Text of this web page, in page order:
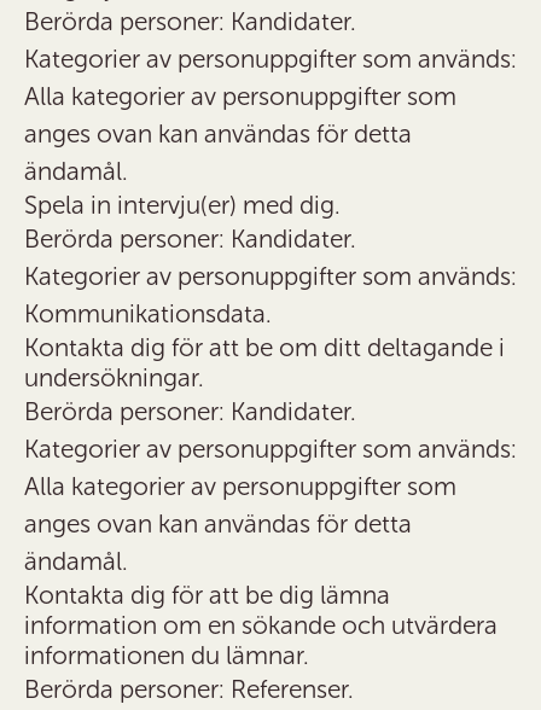
Berörda personer: Kandidater.
Kategorier av personuppgifter som används:
Alla kategorier av personuppgifter som
anges ovan kan användas för detta
ändamål.
Spela in intervju(er) med dig.
Berörda personer: Kandidater.
Kategorier av personuppgifter som används:
Kommunikationsdata.
Kontakta dig för att be om ditt deltagande i
undersökningar.
Berörda personer: Kandidater.
Kategorier av personuppgifter som används:
Alla kategorier av personuppgifter som
anges ovan kan användas för detta
ändamål.
Kontakta dig för att be dig lämna
information om en sökande och utvärdera
informationen du lämnar.
Berörda personer: Referenser.